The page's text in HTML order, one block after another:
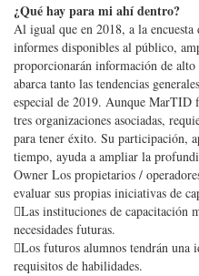
¿Qué hay para mi ahí dentro?
Al igual que en 2018, a la encuesta
informes disponibles al público,
proporcionarán información de
abarca tanto las tendencias
especial de 2019. Aunque MarTID
tres organizaciones asociadas,
para tener éxito. Su participación,
tiempo, ayuda a ampliar la
Owner Los propietarios /
evaluar sus propias iniciativas de
Las instituciones de capacitación
necesidades futuras.
Los futuros alumnos tendrán una
requisitos de habilidades.